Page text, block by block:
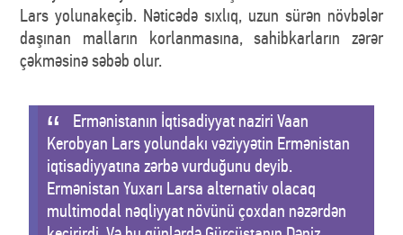
Lars yolunakeçib. Nəticədə sıxlıq, uzun sürən növbələr
daşınan malların korlanmasına, sahibkarların zərər
çəkməsinə səbəb olur.
Ermənistanın İqtisadiyyat naziri Vaan
Kerobyan Lars yolundakı vəziyyətin Ermənistan
iqtisadiyyatına zərbə vurduğunu deyib.
Ermənistan Yuxarı Larsa alternativ olacaq
multimodal nəqliyyat növünü çoxdan nəzərdən